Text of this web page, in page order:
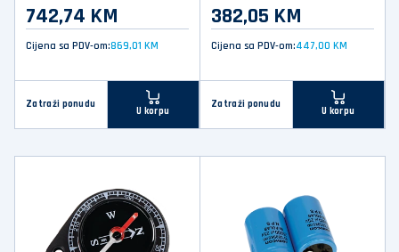
742,74 KM
Cijena sa PDV-om:869,01 KM
Zatraži ponudu
U korpu
382,05 KM
Cijena sa PDV-om:447,00 KM
Zatraži ponudu
U korpu